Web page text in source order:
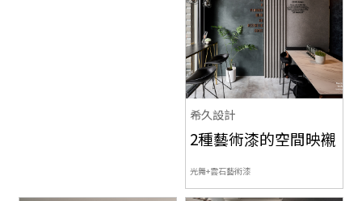
希久設計
2種藝術漆的空間映襯
光舞+雲石藝術漆